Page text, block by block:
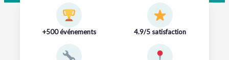
+500 événements 4.9/5 satisfaction